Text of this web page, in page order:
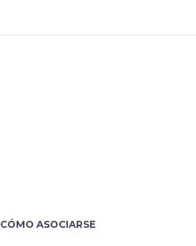
CÓMO ASOCIARSE